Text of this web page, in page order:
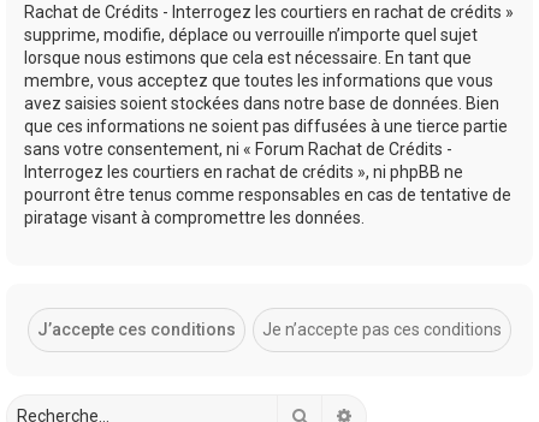
Rachat de Crédits - Interrogez les courtiers en rachat de crédits »
supprime, modifie, déplace ou verrouille n’importe quel sujet
lorsque nous estimons que cela est nécessaire. En tant que
membre, vous acceptez que toutes les informations que vous
avez saisies soient stockées dans notre base de données. Bien
que ces informations ne soient pas diffusées à une tierce partie
sans votre consentement, ni « Forum Rachat de Crédits -
Interrogez les courtiers en rachat de crédits », ni phpBB ne
pourront être tenus comme responsables en cas de tentative de
piratage visant à compromettre les données.
Rechercher